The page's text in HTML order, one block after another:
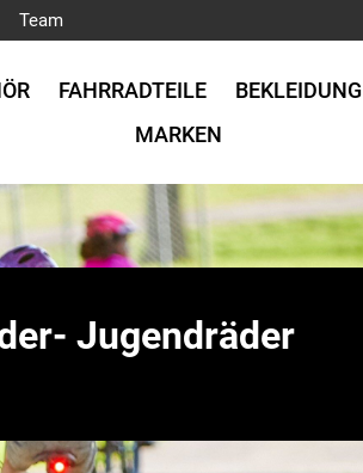
Team
FAHRRADTEILE BEKLEIDUNG
MARKEN
Jugendräder